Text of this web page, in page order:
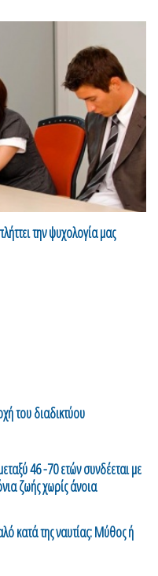
την ψυχολογία μας
του διαδικτύου
46 -70 ετών συνδέεται με
ζωής χωρίς άνοια
κατά της ναυτίας: Μύθος ή